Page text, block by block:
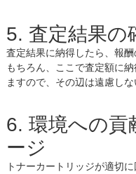
5. 査定結果の
査定結果に納得したら、報酬
もちろん、ここで査定額に
ますので、その辺は遠慮しな
6. 環境への貢
ージ
トナーカートリッジが適切